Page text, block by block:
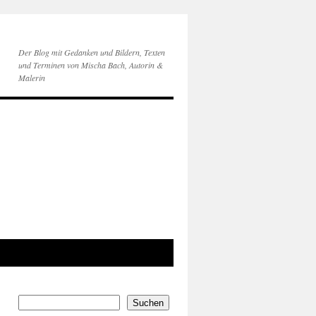
Der Blog mit Gedanken und Bildern, Texten
und Terminen von Mischa Bach, Autorin &
Malerin
Suchen